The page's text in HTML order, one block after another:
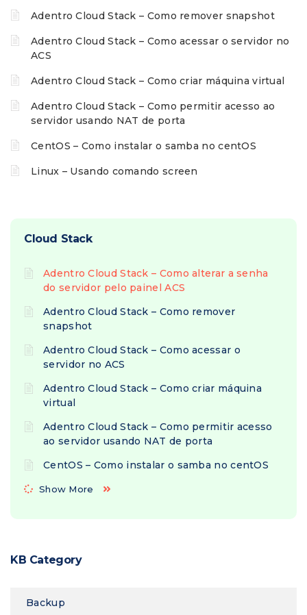
Adentro Cloud Stack – Como remover snapshot
Adentro Cloud Stack – Como acessar o servidor no
ACS
Adentro Cloud Stack – Como criar máquina virtual
Adentro Cloud Stack – Como permitir acesso ao
servidor usando NAT de porta
CentOS – Como instalar o samba no centOS
Linux – Usando comando screen
Cloud Stack
Adentro Cloud Stack – Como alterar a senha
do servidor pelo painel ACS
Adentro Cloud Stack – Como remover
snapshot
Adentro Cloud Stack – Como acessar o
servidor no ACS
Adentro Cloud Stack – Como criar máquina
virtual
Adentro Cloud Stack – Como permitir acesso
ao servidor usando NAT de porta
CentOS – Como instalar o samba no centOS
Show More
KB Category
Backup